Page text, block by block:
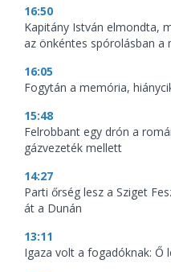
16:50
Kapitány István elmondta,
az önkéntes spórolásban a
16:05
Fogytán a memória,
15:48
Felrobbant egy drón a
gázvezeték mellett
14:27
Parti őrség lesz a Sziget
át a Dunán
13:11
Igaza volt a fogadóknak: Ő